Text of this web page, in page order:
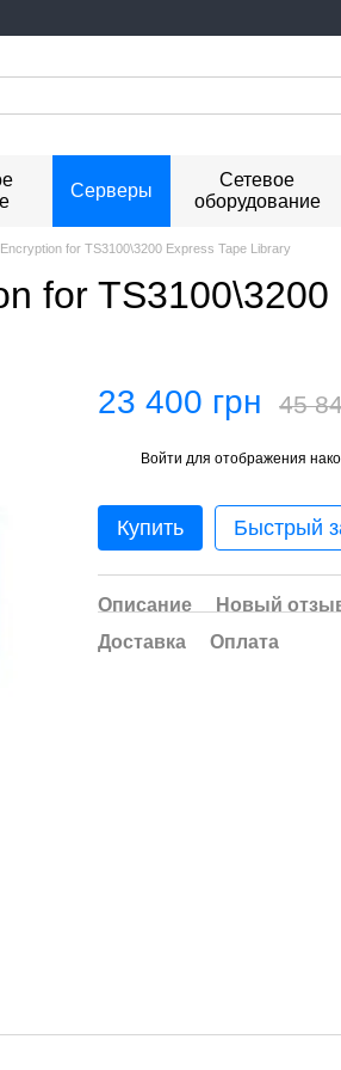
Серверы
Сетевое
оборудование
for TS3100\3200 Express Tape Library
for
23 400 грн 45
Войти для отображения
Купить Быстрый
Описание
Новый
Доставка
Оплата